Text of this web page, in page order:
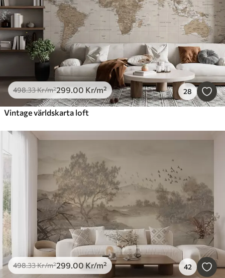
498.33Kr/m²299.00Kr/m² 28
Vintage världskarta loft
498.33Kr/m²299.00 Kr/m² 42